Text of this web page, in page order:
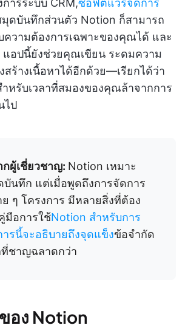
ารระบบ CRM,ซอฟต์แวร์จัดการ
ดบันทึกส่วนตัว Notion ก็สามารถ
ความต้องการเฉพาะของคุณได้ และ
แอปนี้ยังช่วยคุณเขียน ระดมความ
ร้างเนื้อหาได้อีกด้วย—เรียกได้ว่า
ำหรับเวลาที่สมองของคุณล้าจากการ
ไป
กผู้เชี่ยวชาญ: Notion เหมาะ
บันทึก แต่เมื่อพูดถึงการจัดการ
ๆ โครงการ มีหลายสิ่งที่ต้อง
อการใช้Notion สำหรับการ
ารนี้จะอธิบายถึงจุดแข็งข้อจำกัด
ที่ชาญฉลาดกว่า
ง Notion